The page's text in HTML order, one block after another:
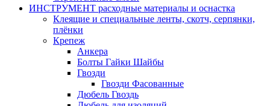
ИНСТРУМЕНТ расходные материалы и оснастка
Клеящие и специальные ленты, скотч, серпянки,
плёнки
Крепеж
Анкера
Болты Гайки Шайбы
Гвозди
Гвозди Фасованные
Дюбель Гвоздь